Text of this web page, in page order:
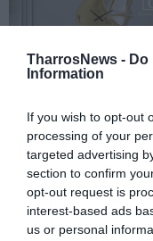
TharrosNews - Do
Information
If you wish to opt-out
processing of your
targeted advertising
section to confirm
opt-out request is
interest-based ads
us or personal